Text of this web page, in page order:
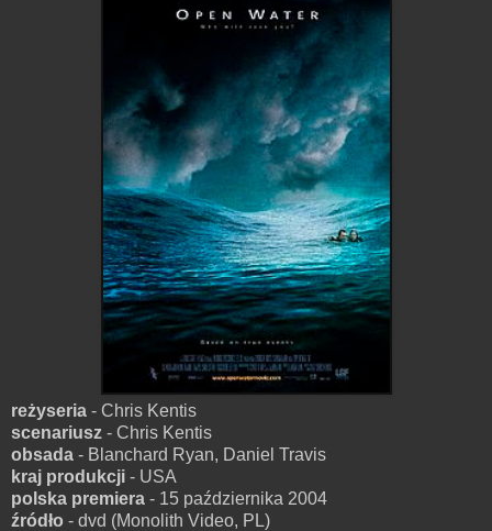
reżyseria - Chris Kentis
scenariusz - Chris Kentis
obsada - Blanchard Ryan, Daniel Travis
kraj produkcji - USA
polska premiera - 15 października 2004
źródło - dvd (Monolith Video, PL)